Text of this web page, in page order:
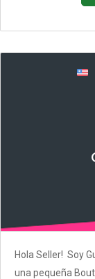
Hola Seller! Soy
una pequeña